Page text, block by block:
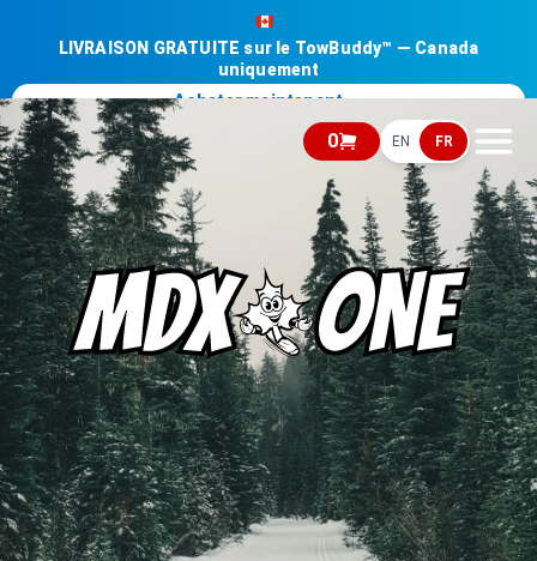
0 EN FR
LIVRAISON GRATUITE sur le TowBuddy™ — Canada
uniquement
Acheter maintenant →